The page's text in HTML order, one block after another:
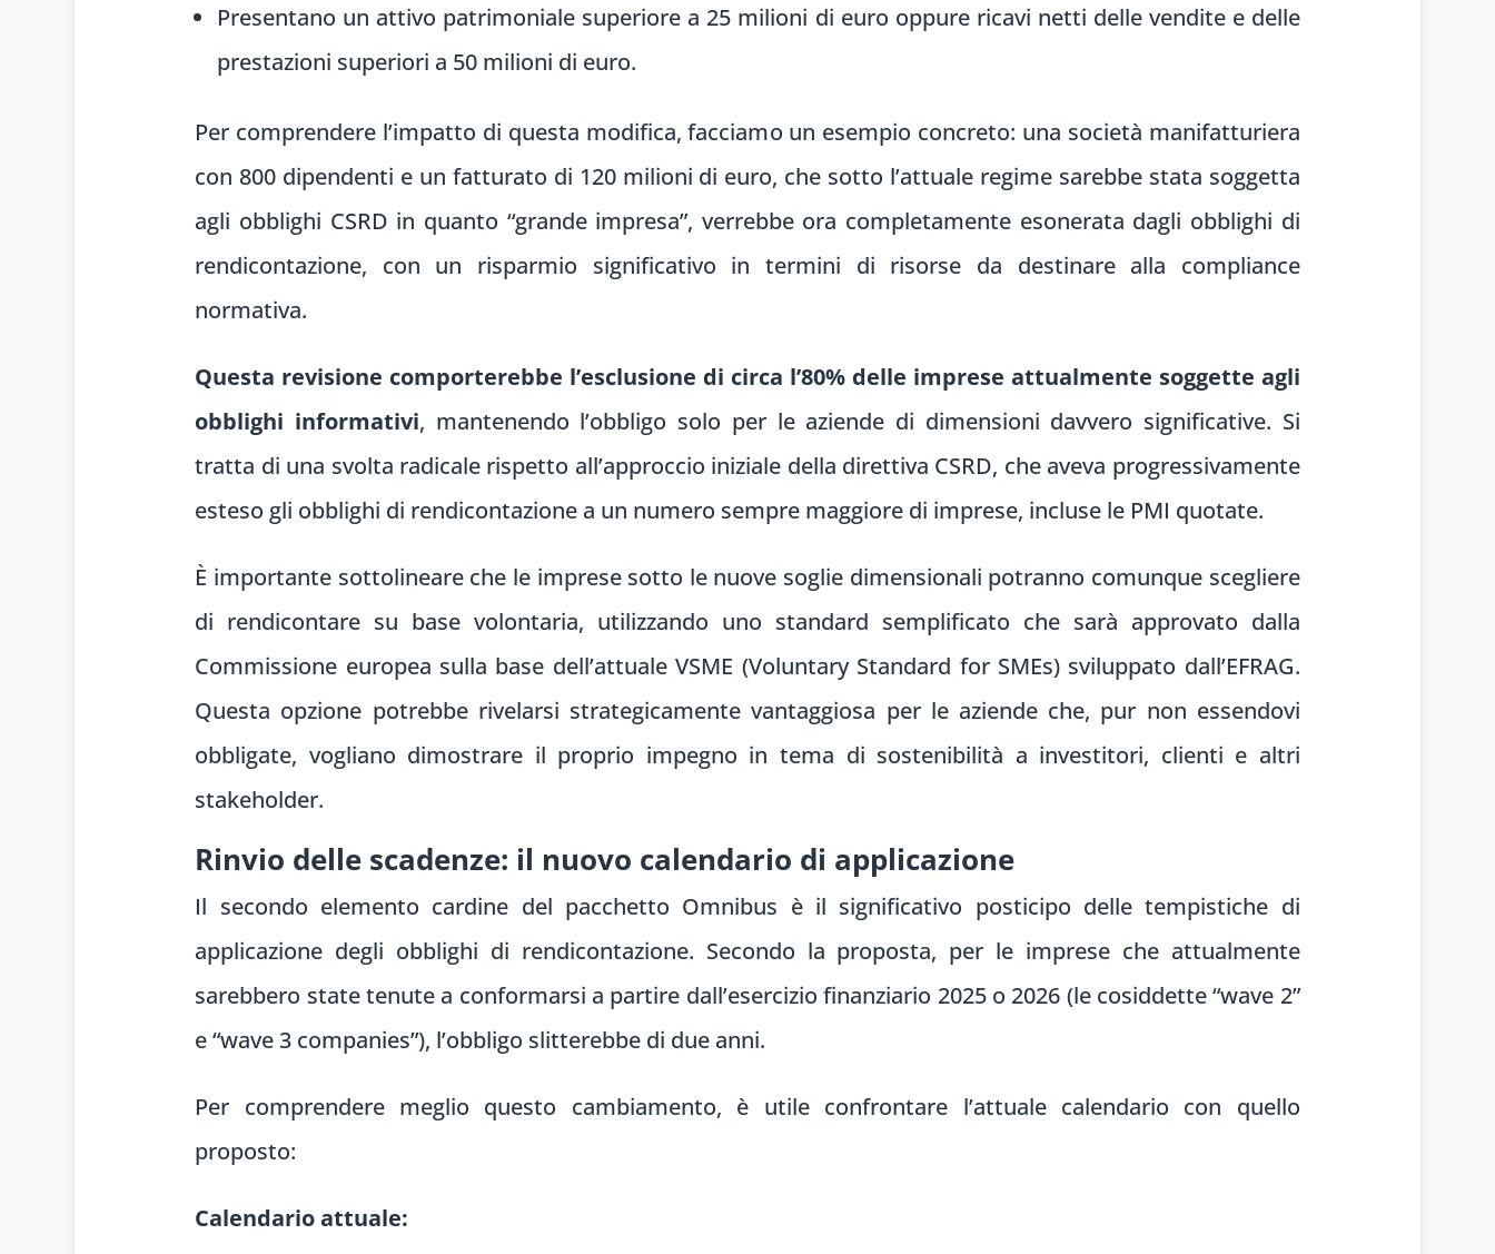
Presentano un attivo patrimoniale superiore a 25 milioni di euro oppure ricavi netti delle vendite e delle
prestazioni superiori a 50 milioni di euro.
Per comprendere l’impatto di questa modifica, facciamo un esempio concreto: una società manifatturiera
con 800 dipendenti e un fatturato di 120 milioni di euro, che sotto l’attuale regime sarebbe stata soggetta
agli obblighi CSRD in quanto “grande impresa”, verrebbe ora completamente esonerata dagli obblighi di
rendicontazione, con un risparmio significativo in termini di risorse da destinare alla compliance
normativa.
Questa revisione comporterebbe l’esclusione di circa l’80% delle imprese attualmente soggette agli
obblighi informativi, mantenendo l’obbligo solo per le aziende di dimensioni davvero significative. Si
tratta di una svolta radicale rispetto all’approccio iniziale della direttiva CSRD, che aveva progressivamente
esteso gli obblighi di rendicontazione a un numero sempre maggiore di imprese, incluse le PMI quotate.
È importante sottolineare che le imprese sotto le nuove soglie dimensionali potranno comunque scegliere
di rendicontare su base volontaria, utilizzando uno standard semplificato che sarà approvato dalla
Commissione europea sulla base dell’attuale VSME (Voluntary Standard for SMEs) sviluppato dall’EFRAG.
Questa opzione potrebbe rivelarsi strategicamente vantaggiosa per le aziende che, pur non essendovi
obbligate, vogliano dimostrare il proprio impegno in tema di sostenibilità a investitori, clienti e altri
stakeholder.
Rinvio delle scadenze: il nuovo calendario di applicazione
Il secondo elemento cardine del pacchetto Omnibus è il significativo posticipo delle tempistiche di
applicazione degli obblighi di rendicontazione. Secondo la proposta, per le imprese che attualmente
sarebbero state tenute a conformarsi a partire dall’esercizio finanziario 2025 o 2026 (le cosiddette “wave 2”
e “wave 3 companies”), l’obbligo slitterebbe di due anni.
Per comprendere meglio questo cambiamento, è utile confrontare l’attuale calendario con quello
proposto:
Calendario attuale: